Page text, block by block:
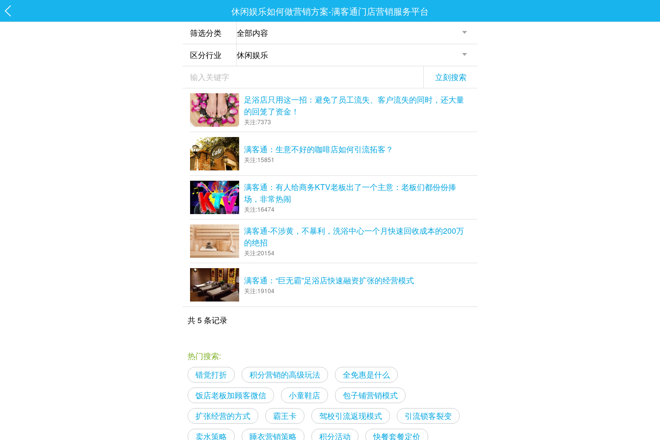
休闲娱乐如何做营销方案-满客通门店营销服务平台
筛选分类
区分行业
立刻搜索
足浴店只用这一招：避免了员工流失、客户流失的同时，还大量
的回笼了资金！
关注:7373
满客通：生意不好的咖啡店如何引流拓客？
关注:15851
满客通：有人给商务KTV老板出了一个主意：老板们都份份捧
场，非常热闹
关注:16474
满客通-不涉黄，不暴利，洗浴中心一个月快速回收成本的200万
的绝招
关注:20154
满客通：“巨无霸”足浴店快速融资扩张的经营模式
关注:19104
共 5 条记录
热门搜索:
错觉打折
积分营销的高级玩法
全免惠是什么
饭店老板加顾客微信
小童鞋店
包子铺营销模式
扩张经营的方式
霸王卡 驾校引流返现模式
引流锁客裂变
卖水策略
睡衣营销策略 积分活动
快餐套餐定价